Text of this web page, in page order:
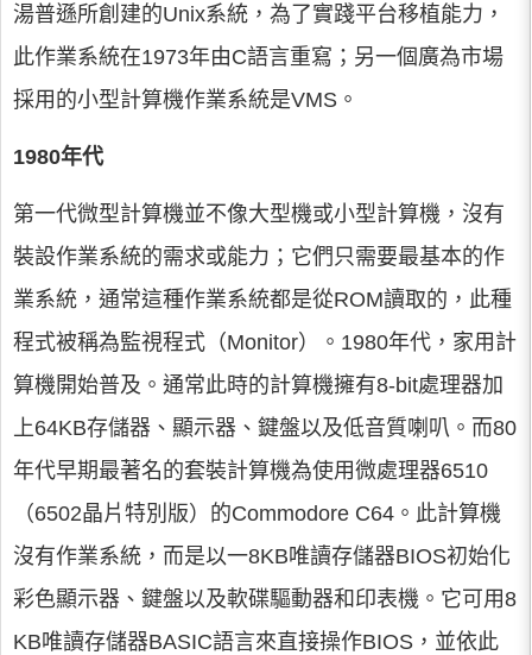
湯普遜所創建的Unix系統，為了實踐平台移植能力，
此作業系統在1973年由C語言重寫；另一個廣為市場
採用的小型計算機作業系統是VMS。
1980年代
第一代微型計算機並不像大型機或小型計算機，沒有
裝設作業系統的需求或能力；它們只需要最基本的作
業系統，通常這種作業系統都是從ROM讀取的，此種
程式被稱為監視程式（Monitor）。1980年代，家用計
算機開始普及。通常此時的計算機擁有8-bit處理器加
上64KB存儲器、顯示器、鍵盤以及低音質喇叭。而80
年代早期最著名的套裝計算機為使用微處理器6510
（6502晶片特別版）的Commodore C64。此計算機
沒有作業系統，而是以一8KB唯讀存儲器BIOS初始化
彩色顯示器、鍵盤以及軟碟驅動器和印表機。它可用8
KB唯讀存儲器BASIC語言來直接操作BIOS，並依此